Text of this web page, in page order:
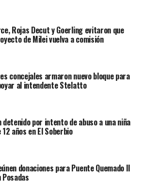
Rojas Decut y Goerling evitaron que
de Milei vuelva a comisión
concejales armaron nuevo bloque para
al intendente Stelatto
detenido por intento de abuso a una niña
12 años en El Soberbio
donaciones para Puente Quemado II
Posadas